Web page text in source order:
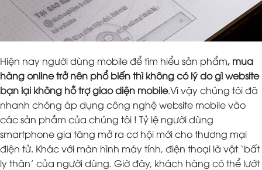
Hiện nay người dùng mobile để tìm hiểu sản phẩm, mua
hàng online trở nên phổ biến thì không có lý do gì website
bạn lại không hỗ trợ giao diện mobile.Vì vậy chúng tôi đã
nhanh chóng áp dụng công nghệ website mobile vào
các sản phầm của chúng tôi ! Tỷ lệ người dùng
smartphone gia tăng mở ra cơ hội mới cho thương mại
điện tử. Khác với màn hình máy tính, điện thoại là vật ‘bất
ly thân’ của người dùng. Giờ đây, khách hàng có thể lướt